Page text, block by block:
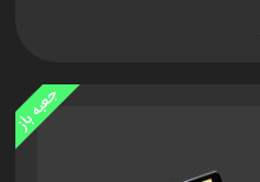
جعبه باز